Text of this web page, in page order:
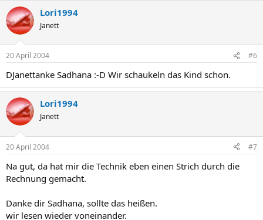
Lori1994
Janett
20 April 2004 #6
DJanettanke Sadhana :-D Wir schaukeln das Kind schon.
Lori1994
Janett
20 April 2004 #7
Na gut, da hat mir die Technik eben einen Strich durch die
Rechnung gemacht.
Danke dir Sadhana, sollte das heißen.
wir lesen wieder voneinander.